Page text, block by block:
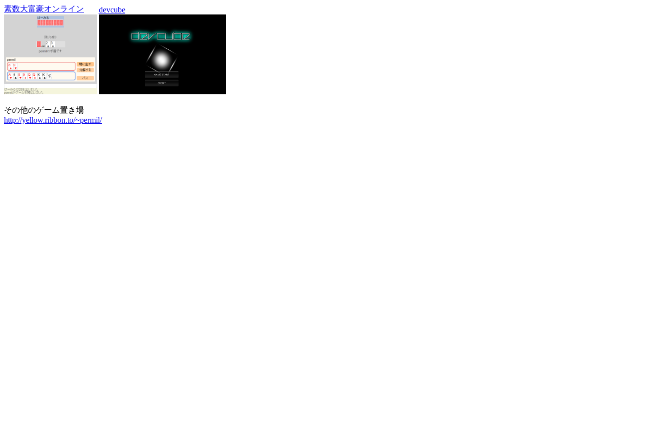
素数大富豪オンライン devcube
その他のゲーム置き場
http://yellow.ribbon.to/~permil/